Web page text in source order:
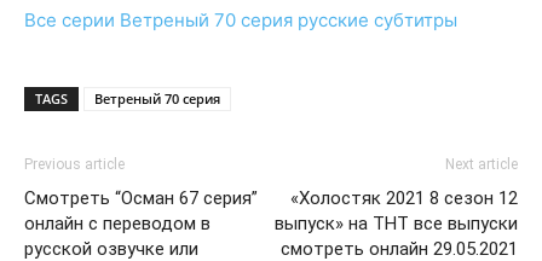
Все серии Ветреный 70 серия русские субтитры
TAGS Ветреный 70 серия
Previous article
Смотреть “Осман 67 серия”
онлайн с переводом в
русской озвучке или
Next article
«Холостяк 2021 8 сезон 12
выпуск» на ТНТ все выпуски
смотреть онлайн 29.05.2021